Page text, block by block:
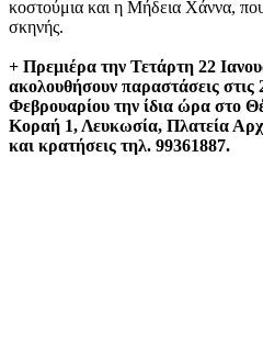
κοστούμια και η Μήδεια Χάννα,
σκηνής.
+ Πρεμιέρα την Τετάρτη 22
ακολουθήσουν παραστάσεις στις
Φεβρουαρίου την ίδια ώρα στο
Κοραή 1, Λευκωσία, Πλατεία
και κρατήσεις τηλ. 99361887.